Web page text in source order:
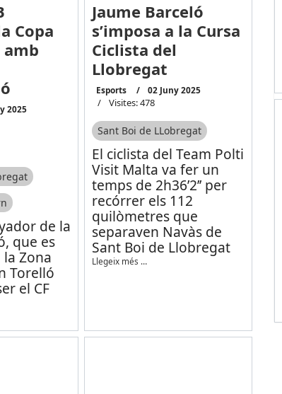
Copa
amb
2025
de la
que es
Zona
Torelló
el CF
Jaume Barceló
s’imposa a la Cursa
Ciclista del
Llobregat
Esports 02 Juny 2025
Visites: 478
Sant Boi de LLobregat
El ciclista del Team Polti
Visit Malta va fer un
temps de 2h36’2’’ per
recórrer els 112
quilòmetres que
separaven Navàs de
Sant Boi de Llobregat
Llegeix més …